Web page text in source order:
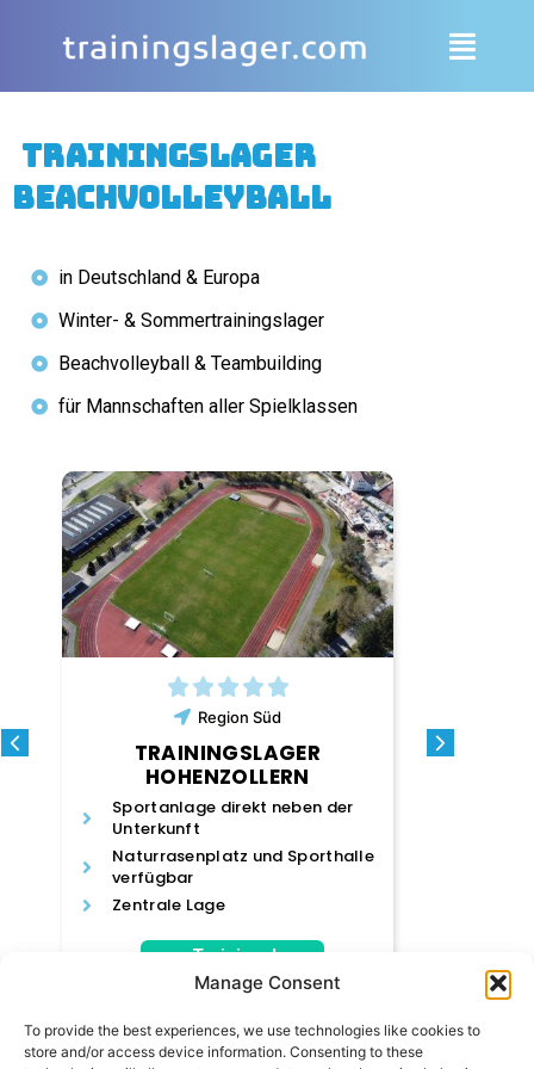
Manage Consent
To provide the best experiences, we use technologies like cookies to
store and/or access device information. Consenting to these
Trainingslager
Beachvolleyball
in Deutschland & Europa
Winter- & Sommertrainingslager
Beachvolleyball & Teambuilding
für Mannschaften aller Spielklassen
Region Süd
TRAININGSLAGER
HOHENZOLLERN
Sportanlage direkt neben der
Unterkunft
Naturrasenplatz und Sporthalle
verfügbar
Zentrale Lage
zum Trainingslager